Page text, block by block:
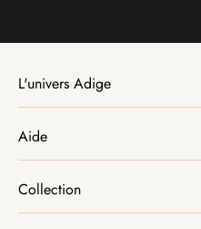
L'univers Adige
Aide
Collection